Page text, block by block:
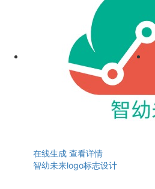
在线生成 查看详情
智幼未来logo标志设计